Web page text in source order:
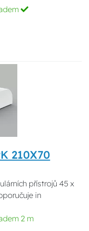
210X70
přístrojů 45 x
in
2 m